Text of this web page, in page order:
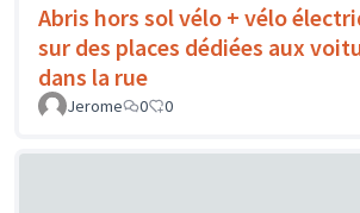
Abris hors sol vélo + vélo
sur des places dédiées aux
dans la rue
Jerome 0 0